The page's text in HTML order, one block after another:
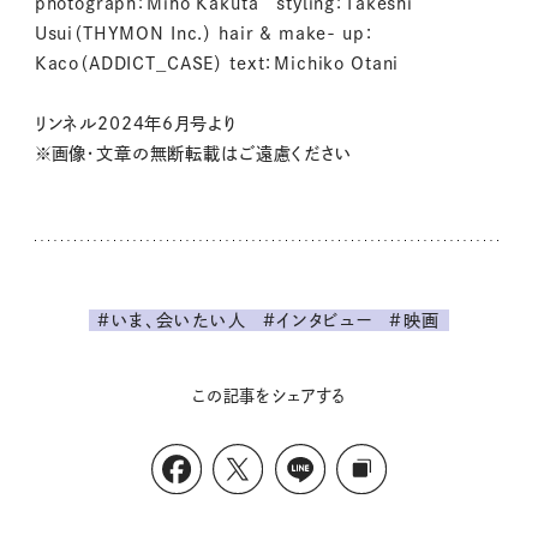
photograph：Miho Kakuta styling：Takeshi
Usui（THYMON Inc.） hair & make- up：
Kaco（ADDICT_CASE） text：Michiko Otani
リンネル2024年6月号より
※画像・文章の無断転載はご遠慮ください
#いま、会いたい人 #インタビュー #映画
この記事をシェアする